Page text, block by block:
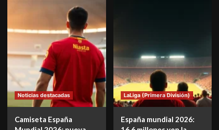
Noticias destacadas
Camiseta España
LaLiga (Primera División)
España mundial 2026: